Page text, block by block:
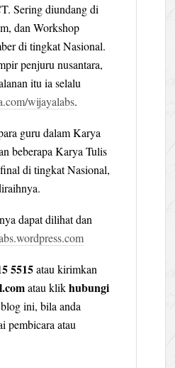
Sering diundang di
dan Workshop
di tingkat Nasional.
penjuru nusantara,
itu ia selalu
wijayalabs.
guru dalam Karya
beberapa Karya Tulis
di tingkat Nasional,
dapat dilihat dan
5515atau kirimkan
atau klikhubungi
ini, bila anda
pembicara atau